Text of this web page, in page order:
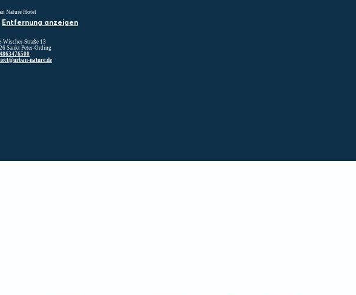
Nature Hotel
Entfernung anzeigen
Wischer-Straße 13
Sankt Peter-Ording
nature.de